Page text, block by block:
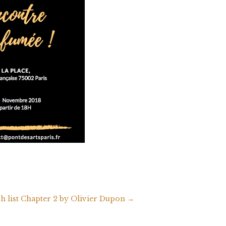
list Chapter 2 by Olivier Dupon →